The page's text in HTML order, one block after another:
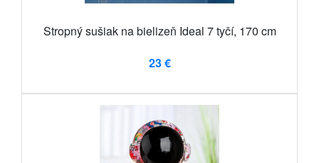
Stropný sušiak na bielizeň Ideal 7 tyčí, 170 cm
23 €